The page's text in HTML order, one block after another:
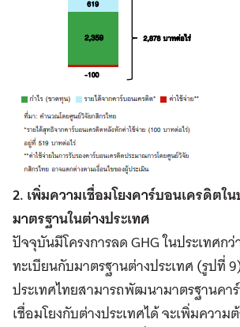
2. เพิ่มความเชื่อมโยงคาร์บอนเครดิตใ
มาตรฐานในต่างประเทศ
ปัจจุบันมีโครงการลด GHG ในประเทศก
ทะเบียนกับมาตรฐานต่างประเทศ (รูปที่
ประเทศไทยสามารถพัฒนามาตรฐานคา
เชื่อมโยงกับต่างประเทศได้ จะเพิ่มควา